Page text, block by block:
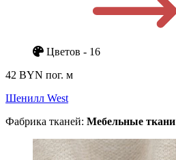
Цветов - 16
42 BYN пог. м
Шенилл West
Фабрика тканей: Мебельные ткани